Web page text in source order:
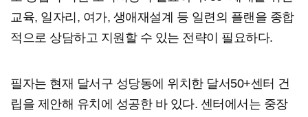
교육, 일자리, 여가, 생애재설계 등 일련의 플랜을 종합
적으로 상담하고 지원할 수 있는 전략이 필요하다.
필자는 현재 달서구 성당동에 위치한 달서50+센터 건
립을 제안해 유치에 성공한 바 있다. 센터에서는 중장